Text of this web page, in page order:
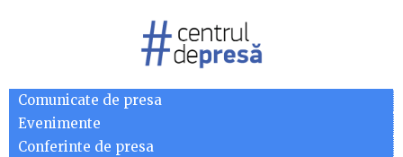
Comunicate de presa
Evenimente
Conferinte de presa